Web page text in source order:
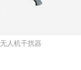
无人机干扰器